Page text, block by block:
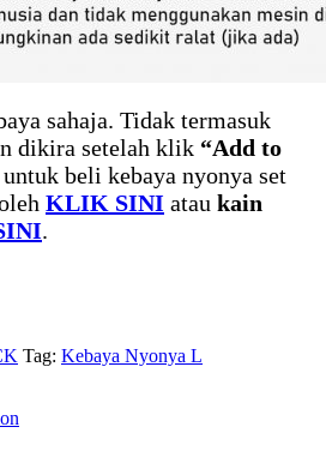
sahaja. Tidak termasuk
dikira setelah klik “Add to
beli kebaya nyonya set
KLIK SINI atau kain
.
Tag: Kebaya Nyonya L